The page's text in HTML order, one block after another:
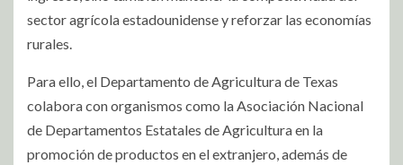
sector agrícola estadounidense y reforzar las economías
rurales.
Para ello, el Departamento de Agricultura de Texas
colabora con organismos como la Asociación Nacional
de Departamentos Estatales de Agricultura en la
promoción de productos en el extranjero, además de